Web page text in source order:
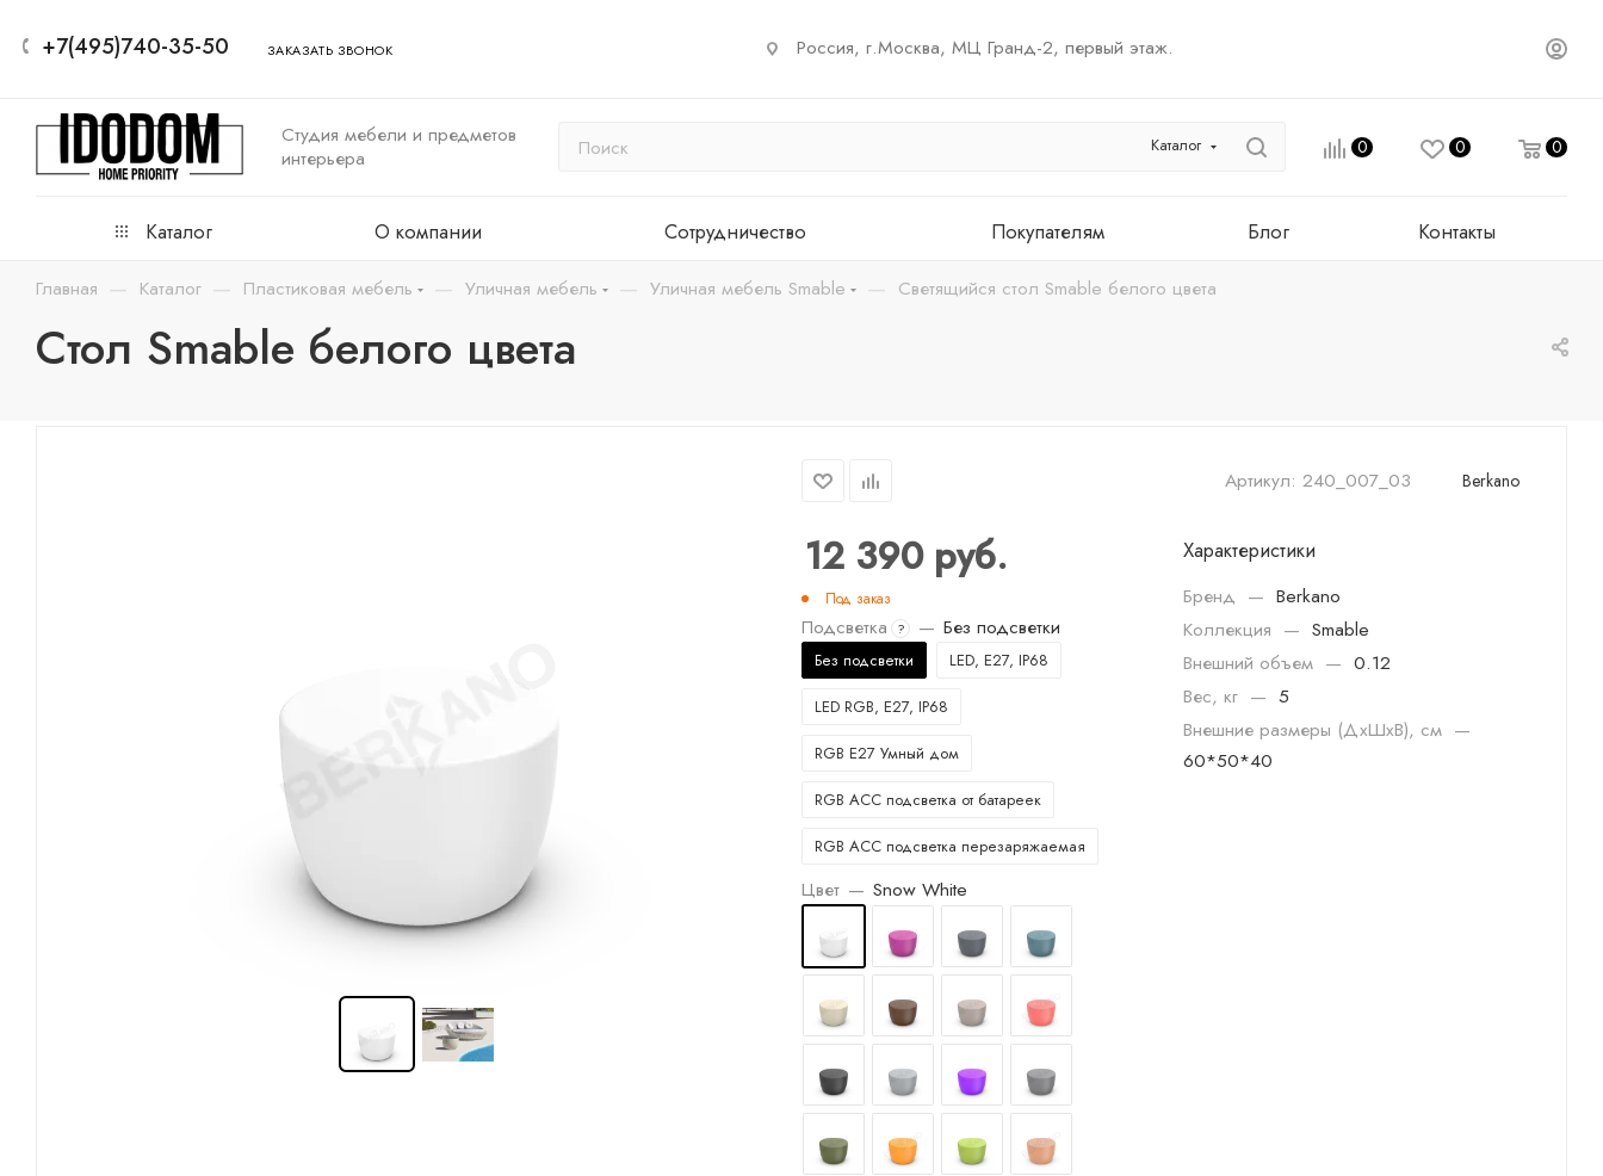
+7(495)740-35-50 ЗАКАЗАТЬ ЗВОНОК Россия, г.Москва, МЦ Гранд-2, первый этаж.
Студия мебели и предметов
интерьера
Каталог 0 0 0
Каталог О компании Сотрудничество Покупателям Блог Контакты
Главная — Каталог — Пластиковая мебель — Уличная мебель — Уличная мебель Smable — Светящийся стол Smable белого цвета
Стол Smable белого цвета
Артикул: 240_007_03 Berkano
12 390руб.
Под заказ
Подсветка ? — Без подсветки
Без подсветки LED, E27, IP68
LED RGB, E27, IP68
RGB E27 Умный дом
RGB ACC подсветка от батареек
RGB ACC подсветка перезаряжаемая
Цвет — Snow White
Характеристики
Бренд — Berkano
Коллекция — Smable
Внешний объем — 0.12
Вес, кг — 5
Внешние размеры (ДхШхВ), см —
60*50*40